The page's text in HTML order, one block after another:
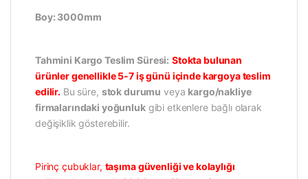
Boy: 3000mm
Tahmini Kargo Teslim Süresi: Stokta bulunan
ürünler genellikle 5-7 iş günü içinde kargoya teslim
edilir. Bu süre, stok durumu veya kargo/nakliye
firmalarındaki yoğunlukgibi etkenlere bağlı olarak
değişiklik gösterebilir.
Pirinç çubuklar, taşıma güvenliği ve kolaylığı